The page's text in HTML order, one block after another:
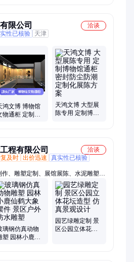
限公司
洽谈
性已核验
天津
鸿文博 博物馆
物通柜 定制化
天鸿文博 大型展
陈专用 定制博物
程有限公司
洽谈
复及时 出价迅速
真实性已核验
、雕塑定制、展馆展陈、水泥雕塑、
泥塑稿定制、玻璃钢雕塑、景观假山制
通雕塑、毛绒雕塑、商场美陈装饰、
、冰雪雕、3D建模、玻璃钢雕塑模
玻璃钢雕塑、仿古水泥雕塑、水泥景
浮雕壁画
璃钢仿真动物
塑 园林小鹿仙
园艺绿雕定制 景
区公园立体花坛